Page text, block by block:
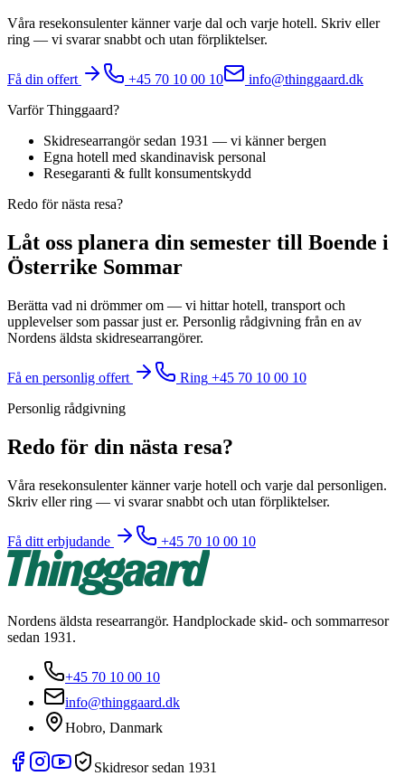
Våra resekonsulenter känner varje dal och varje hotell. Skriv eller
ring — vi svarar snabbt och utan förpliktelser.
Få din offert +45 70 10 00 10
info@thinggaard.dk
Varför Thinggaard?
Skidresearrangör sedan 1931 — vi känner bergen
Egna hotell med skandinavisk personal
Resegaranti & fullt konsumentskydd
Redo för nästa resa?
Låt oss planera din semester till Boende i
Österrike Sommar
Berätta vad ni drömmer om — vi hittar hotell, transport och
upplevelser som passar just er. Personlig rådgivning från en av
Nordens äldsta skidresearrangörer.
Få en personlig offert Ring +45 70 10 00 10
Personlig rådgivning
Redo för din nästa resa?
Våra resekonsulenter känner varje hotell och varje dal personligen.
Skriv eller ring — vi svarar snabbt och utan förpliktelser.
Få ditt erbjudande +45 70 10 00 10
Nordens äldsta researrangör. Handplockade skid- och sommarresor
sedan 1931.
+45 70 10 00 10
info@thinggaard.dk
Hobro, Danmark
Skidresor sedan 1931